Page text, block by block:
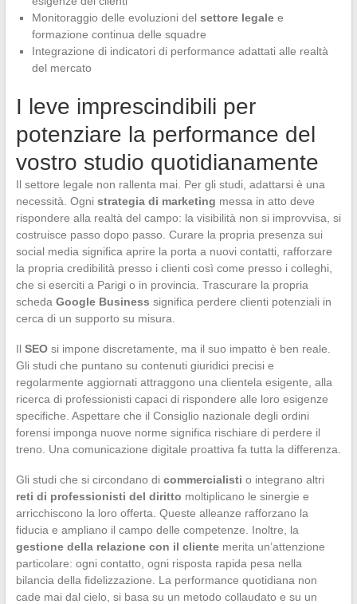
Monitoraggio delle evoluzioni del settore legalee
formazione continua delle squadre
Integrazione di indicatori di performance adattati alle realtà
del mercato
I leve imprescindibili per
potenziare la performance del
vostro studio quotidianamente
Il settore legale non rallenta mai. Per gli studi, adattarsi è una
necessità. Ogni strategia di marketing messa in atto deve
rispondere alla realtà del campo: la visibilità non si improvvisa, si
costruisce passo dopo passo. Curare la propria presenza sui
social media significa aprire la porta a nuovi contatti, rafforzare
la propria credibilità presso i clienti così come presso i colleghi,
che si eserciti a Parigi o in provincia. Trascurare la propria
scheda Google Business significa perdere clienti potenziali in
cerca di un supporto su misura.
Il SEOsi impone discretamente, ma il suo impatto è ben reale.
Gli studi che puntano su contenuti giuridici precisi e
regolarmente aggiornati attraggono una clientela esigente, alla
ricerca di professionisti capaci di rispondere alle loro esigenze
specifiche. Aspettare che il Consiglio nazionale degli ordini
forensi imponga nuove norme significa rischiare di perdere il
treno. Una comunicazione digitale proattiva fa tutta la differenza.
Gli studi che si circondano di commercialisti o integrano altri
reti di professionisti del diritto moltiplicano le sinergie e
arricchiscono la loro offerta. Queste alleanze rafforzano la
fiducia e ampliano il campo delle competenze. Inoltre, la
gestione della relazione con il clientemerita un’attenzione
particolare: ogni contatto, ogni risposta rapida pesa nella
bilancia della fidelizzazione. La performance quotidiana non
cade mai dal cielo, si basa su un metodo collaudato e su un